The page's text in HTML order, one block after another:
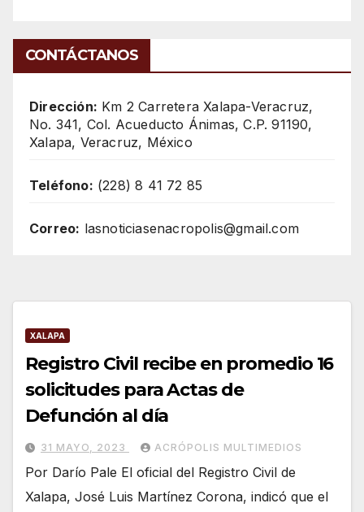
CONTÁCTANOS
Dirección: Km 2 Carretera Xalapa-Veracruz,
No. 341, Col. Acueducto Ánimas, C.P. 91190,
Xalapa, Veracruz, México
Teléfono: (228) 8 41 72 85
Correo: lasnoticiasenacropolis@gmail.com
XALAPA
Registro Civil recibe en promedio 16
solicitudes para Actas de
Defunción al día
31 MAYO, 2023 ACRÓPOLIS MULTIMEDIOS
Por Darío Pale El oficial del Registro Civil de
Xalapa, José Luis Martínez Corona, indicó que el